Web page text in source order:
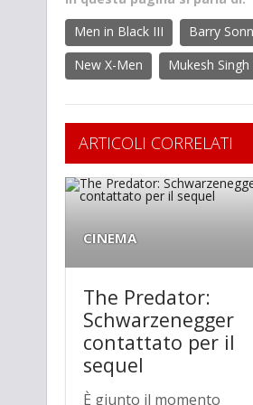
Men in Black III
Barry
New X-Men
Mukesh Singh
ARTICOLI CORRELATI
CINEMA
The Predator:
Schwarzenegger
contattato per il
sequel
È giunto il momento